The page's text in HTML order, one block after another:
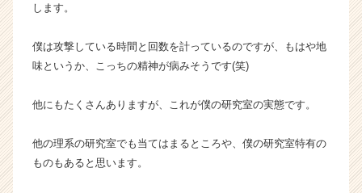
します。
僕は攻撃している時間と回数を計っているのですが、もはや地
味というか、こっちの精神が病みそうです(笑)
他にもたくさんありますが、これが僕の研究室の実態です。
他の理系の研究室でも当てはまるところや、僕の研究室特有の
ものもあると思います。